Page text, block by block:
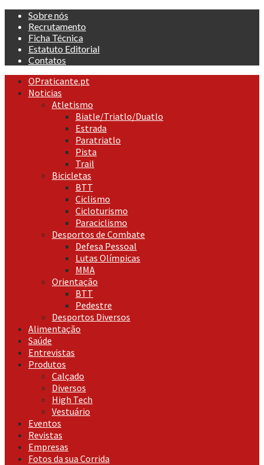
Skip
content
Sobre nós
Recrutamento
Ficha Técnica
Estatuto Editorial
Contatos
Primary
Menu
OPraticante.pt
Noticias
Atletismo
Biatle/Triatlo/Duatlo
Estrada
Paratriatlo
Pista
Trail
Bicicletas
BTT
Ciclismo
Cicloturismo
Paraciclismo
Desportos de Combate
Defesa Pessoal
Lutas Olímpicas
MMA
Orientação
BTT
Pedestre
Desportos Diversos
Alimentação
Saúde
Entrevistas
Produtos
Calçado
Diversos
High Tech
Vestuário
Eventos
Revistas
Empresas
Fotos da sua Corrida